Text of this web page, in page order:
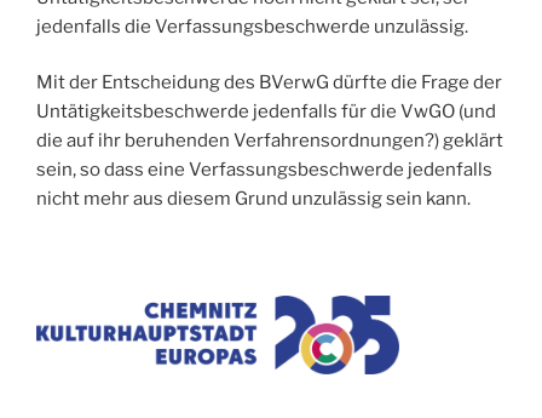
jedenfalls die Verfassungsbeschwerde unzulässig.
Mit der Entscheidung des BVerwG dürfte die Frage der
Untätigkeitsbeschwerde jedenfalls für die VwGO (und
die auf ihr beruhenden Verfahrensordnungen?) geklärt
sein, so dass eine Verfassungsbeschwerde jedenfalls
nicht mehr aus diesem Grund unzulässig sein kann.